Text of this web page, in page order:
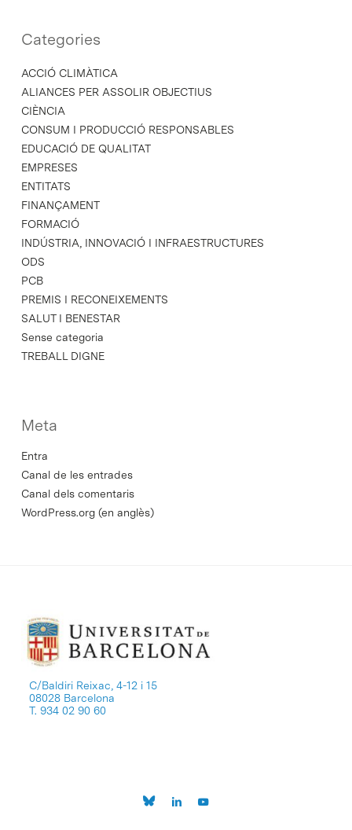
Categories
ACCIÓ CLIMÀTICA
ALIANCES PER ASSOLIR OBJECTIUS
CIÈNCIA
CONSUM I PRODUCCIÓ RESPONSABLES
EDUCACIÓ DE QUALITAT
EMPRESES
ENTITATS
FINANÇAMENT
FORMACIÓ
INDÚSTRIA, INNOVACIÓ I INFRAESTRUCTURES
ODS
PCB
PREMIS I RECONEIXEMENTS
SALUT I BENESTAR
Sense categoria
TREBALL DIGNE
Meta
Entra
Canal de les entrades
Canal dels comentaris
WordPress.org (en anglès)
C/Baldiri Reixac, 4-12 i 15
08028 Barcelona
T. 934 02 90 60